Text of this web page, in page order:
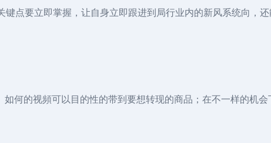
点要立即掌握，让自身立即跟进到局行业内的新风系统向，
何的视頻可以目的性的带到要想转现的商品；在不一样的机